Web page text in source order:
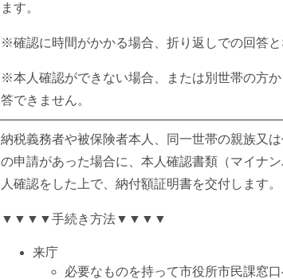
ます。
※確認に時間がかかる場合、折り返しでの回答と
※本人確認ができない場合、または別世帯の方
答できません。
納税義務者や被保険者本人、同一世帯の親族又
の申請があった場合に、本人確認書類（マイナ
人確認をした上で、納付額証明書を交付します。
▼▼▼▼手続き方法▼▼▼▼
来庁
必要なものを持って市役所市民課窓